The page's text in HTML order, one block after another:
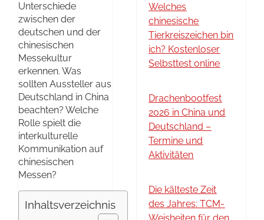
Unterschiede
zwischen der
deutschen und der
chinesischen
Messekultur
erkennen. Was
sollten Aussteller aus
Deutschland in China
beachten? Welche
Rolle spielt die
interkulturelle
Kommunikation auf
chinesischen
Messen?
Inhaltsverzeichnis
Welches
chinesische
Tierkreiszeichen bin
ich? Kostenloser
Selbsttest online
Drachenbootfest
2026 in China und
Deutschland –
Termine und
Aktivitäten
Die kälteste Zeit
des Jahres: TCM-